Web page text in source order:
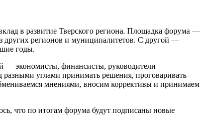
в развитие Тверского региона. Площадка форума —
других регионов и муниципалитетов. С другой —
годы.
— экономисты, финансисты, руководители
разными углами принимать решения, проговаривать
мнениями, вносим коррективы и принимаем
что по итогам форума будут подписаны новые